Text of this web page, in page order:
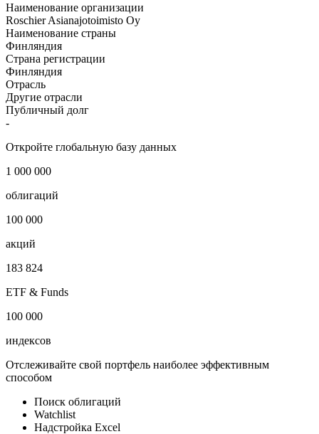
Наименование организации
Roschier Asianajotoimisto Oy
Наименование страны
Финляндия
Страна регистрации
Финляндия
Отрасль
Другие отрасли
Публичный долг
-
Откройте глобальную базу данных
1 000 000
облигаций
100 000
акций
183 824
ETF & Funds
100 000
индексов
Отслеживайте свой портфель наиболее эффективным
способом
Поиск облигаций
Watchlist
Надстройка Excel